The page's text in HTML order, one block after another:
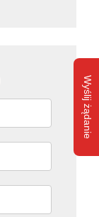
Wyślij żądanie